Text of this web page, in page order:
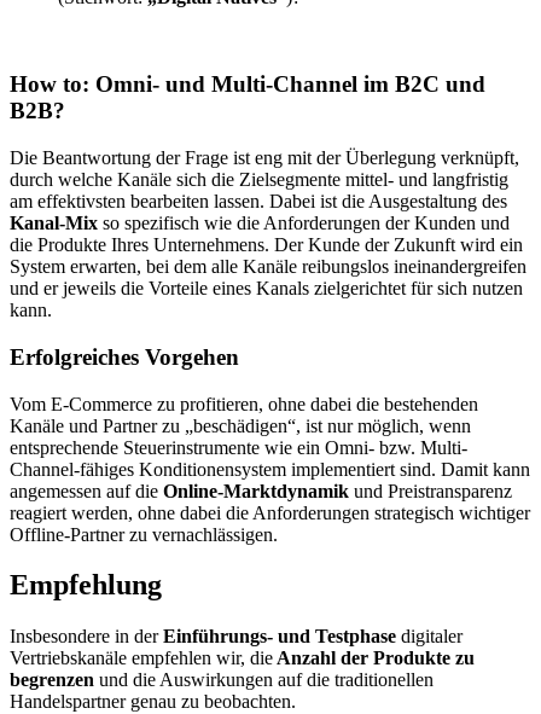
How to: Omni- und Multi-Channel im B2C und
B2B?
Die Beantwortung der Frage ist eng mit der Überlegung verknüpft,
durch welche Kanäle sich die Zielsegmente mittel- und langfristig
am effektivsten bearbeiten lassen. Dabei ist die Ausgestaltung des
Kanal-Mix so spezifisch wie die Anforderungen der Kunden und
die Produkte Ihres Unternehmens. Der Kunde der Zukunft wird ein
System erwarten, bei dem alle Kanäle reibungslos ineinandergreifen
und er jeweils die Vorteile eines Kanals zielgerichtet für sich nutzen
kann.
Erfolgreiches Vorgehen
Vom E-Commerce zu profitieren, ohne dabei die bestehenden
Kanäle und Partner zu „beschädigen“, ist nur möglich, wenn
entsprechende Steuerinstrumente wie ein Omni- bzw. Multi-
Channel-fähiges Konditionensystem implementiert sind. Damit kann
angemessen auf die Online-Marktdynamik und Preistransparenz
reagiert werden, ohne dabei die Anforderungen strategisch wichtiger
Offline-Partner zu vernachlässigen.
Empfehlung
Insbesondere in derEinführungs- und Testphase digitaler
Vertriebskanäle empfehlen wir, die Anzahl der Produkte zu
begrenzen und die Auswirkungen auf die traditionellen
Handelspartner genau zu beobachten.